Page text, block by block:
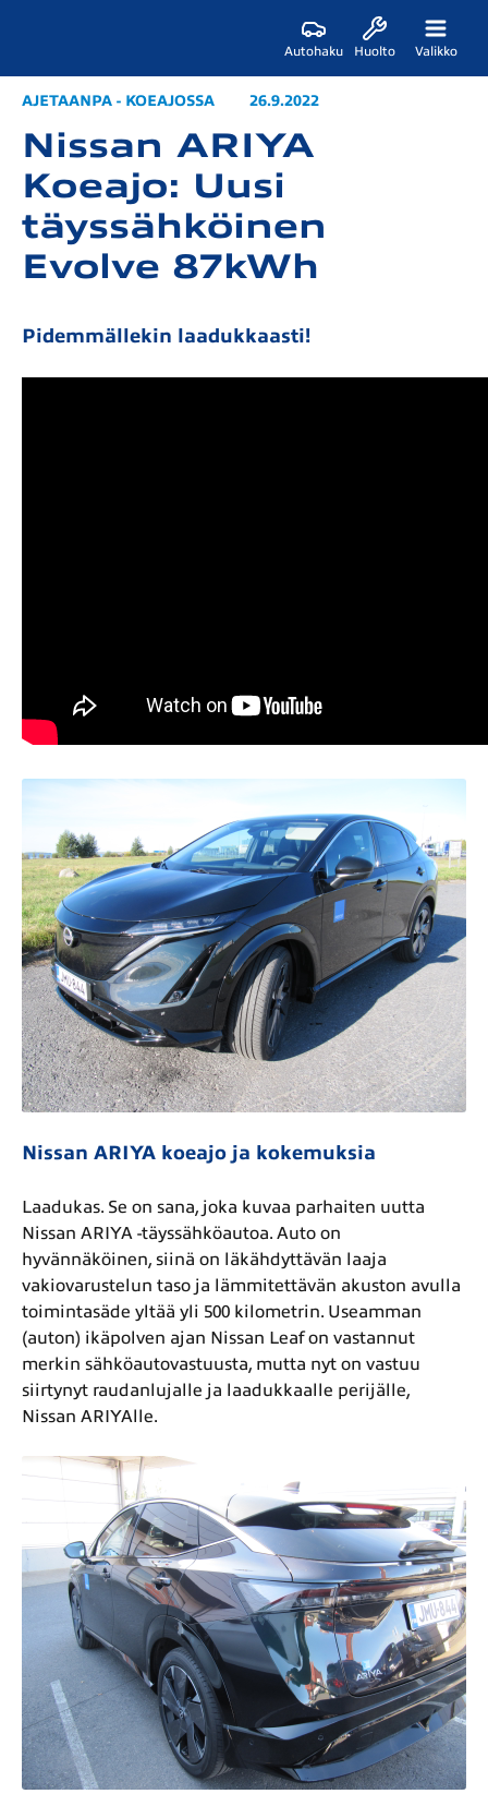
Autohaku Huolto Valikko
AJETAANPA - KOEAJOSSA 26.9.2022
Nissan ARIYA
Koeajo: Uusi
täyssähköinen
Evolve 87kWh
Pidemmällekin laadukkaasti!
Nissan ARIYA koeajo ja kokemuksia
Laadukas. Se on sana, joka kuvaa parhaiten uutta
Nissan ARIYA -täyssähköautoa. Auto on
hyvännäköinen, siinä on läkähdyttävän laaja
vakiovarustelun taso ja lämmitettävän akuston avulla
toimintasäde yltää yli 500 kilometrin. Useamman
(auton) ikäpolven ajan Nissan Leaf on vastannut
merkin sähköautovastuusta, mutta nyt on vastuu
siirtynyt raudanlujalle ja laadukkaalle perijälle,
Nissan ARIYAlle.